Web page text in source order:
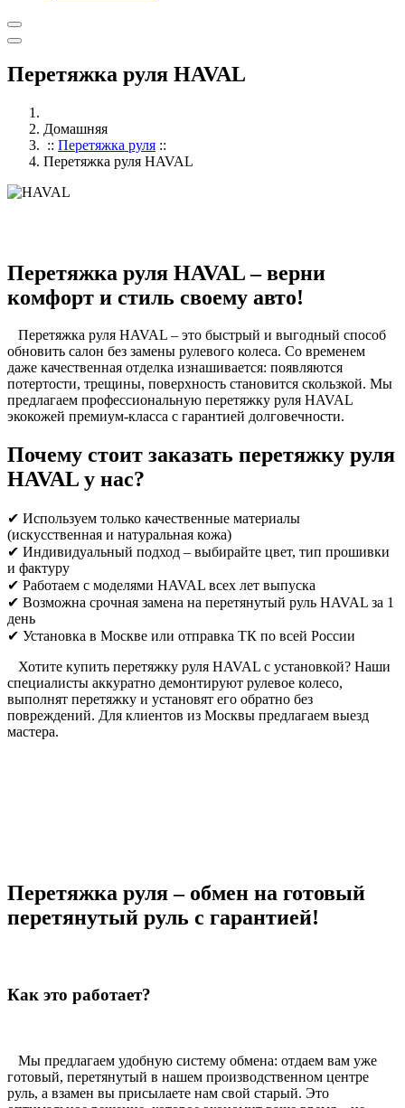
Перетяжка руля HAVAL
Домашняя
:: Перетяжка руля ::
Перетяжка руля HAVAL
Перетяжка руля HAVAL – верни
комфорт и стиль своему авто!
Перетяжка руля HAVAL – это быстрый и выгодный способ
обновить салон без замены рулевого колеса. Со временем
даже качественная отделка изнашивается: появляются
потертости, трещины, поверхность становится скользкой. Мы
предлагаем профессиональную перетяжку руля HAVAL
экокожей премиум-класса с гарантией долговечности.
Почему стоит заказать перетяжку руля
HAVAL у нас?
✔ Используем только качественные материалы
(искусственная и натуральная кожа)
✔ Индивидуальный подход – выбирайте цвет, тип прошивки
и фактуру
✔ Работаем с моделями HAVAL всех лет выпуска
✔ Возможна срочная замена на перетянутый руль HAVAL за 1
день
✔ Установка в Москве или отправка ТК по всей России
Хотите купить перетяжку руля HAVAL с установкой? Наши
специалисты аккуратно демонтируют рулевое колесо,
выполнят перетяжку и установят его обратно без
повреждений. Для клиентов из Москвы предлагаем выезд
мастера.
Перетяжка руля – обмен на готовый
перетянутый руль с гарантией!
Как это работает?
Мы предлагаем удобную систему обмена: отдаем вам уже
готовый, перетянутый в нашем производственном центре
руль, а взамен вы присылаете нам свой старый. Это